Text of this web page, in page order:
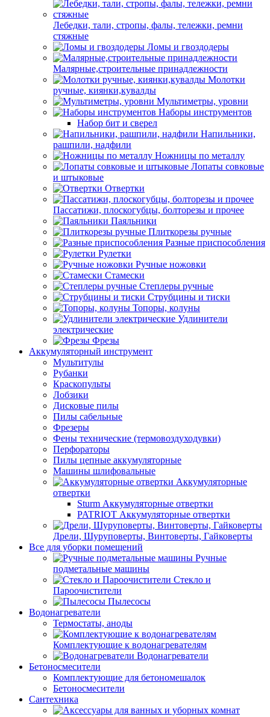
Лебедки, тали, стропы, фалы, тележки, ремни
стяжные
Ломы и гвоздодеры
Малярные,строительные принадлежности
Молотки
ручные, киянки,кувалды
Мультиметры, уровни
Наборы инструментов
Набор бит и сверел
Напильники,
рашпили, надфили
Ножницы по металлу
Лопаты совковые
и штыковые
Отвертки
Пассатижи, плоскогубцы, болторезы и прочее
Паяльники
Плиткорезы ручные
Разные приспособления
Рулетки
Ручные ножовки
Стамески
Степлеры ручные
Струбцины и тиски
Топоры, колуны
Удлинители
электрические
Фрезы
Аккумуляторный инструмент
Мультитулы
Рубанки
Краскопульты
Лобзики
Дисковые пилы
Пилы сабельные
Фрезеры
Фены технические (термовоздуходувки)
Перфораторы
Пилы цепные аккумуляторные
Машины шлифовальные
Аккумуляторные
отвертки
Sturm Аккумуляторные отвертки
PATRIOT Аккумуляторные отвертки
Дрели, Шуруповерты, Винтоверты, Гайковерты
Все для уборки помещений
Ручные
подметальные машины
Стекло и
Пароочистители
Пылесосы
Водонагреватели
Термостаты, аноды
Комплектующие к водонагревателям
Водонагреватели
Бетоносмесители
Комплектующие для бетономешалок
Бетоносмесители
Сантехника